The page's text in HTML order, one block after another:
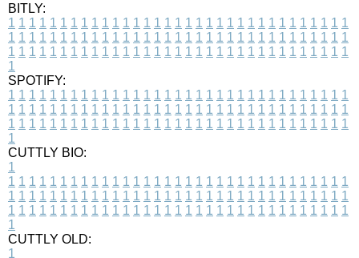
BITLY:
1 1 1 1 1 1 1 1 1 1 1 1 1 1 1 1 1 1 1 1 1 1 1 1 1 1 1 1 1 1 1 1 1
1 1 1 1 1 1 1 1 1 1 1 1 1 1 1 1 1 1 1 1 1 1 1 1 1 1 1 1 1 1 1 1 1
1 1 1 1 1 1 1 1 1 1 1 1 1 1 1 1 1 1 1 1 1 1 1 1 1 1 1 1 1 1 1 1 1
1
SPOTIFY:
1 1 1 1 1 1 1 1 1 1 1 1 1 1 1 1 1 1 1 1 1 1 1 1 1 1 1 1 1 1 1 1 1
1 1 1 1 1 1 1 1 1 1 1 1 1 1 1 1 1 1 1 1 1 1 1 1 1 1 1 1 1 1 1 1 1
1 1 1 1 1 1 1 1 1 1 1 1 1 1 1 1 1 1 1 1 1 1 1 1 1 1 1 1 1 1 1 1 1
1
CUTTLY BIO:
1
1 1 1 1 1 1 1 1 1 1 1 1 1 1 1 1 1 1 1 1 1 1 1 1 1 1 1 1 1 1 1 1 1
1 1 1 1 1 1 1 1 1 1 1 1 1 1 1 1 1 1 1 1 1 1 1 1 1 1 1 1 1 1 1 1 1
1 1 1 1 1 1 1 1 1 1 1 1 1 1 1 1 1 1 1 1 1 1 1 1 1 1 1 1 1 1 1 1 1
1
CUTTLY OLD:
1